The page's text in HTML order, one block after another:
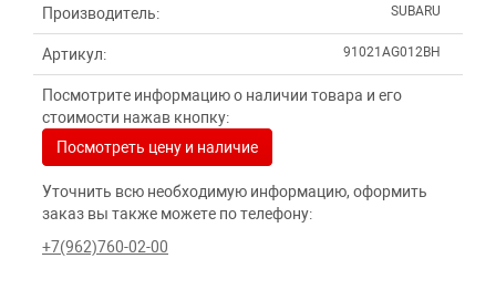
Производитель: SUBARU
Артикул: 91021AG012BH
Посмотрите информацию о наличии товара и его
стоимости нажав кнопку:
Посмотреть цену и наличие
Уточнить всю необходимую информацию, оформить
заказ вы также можете по телефону:
+7(962)760-02-00